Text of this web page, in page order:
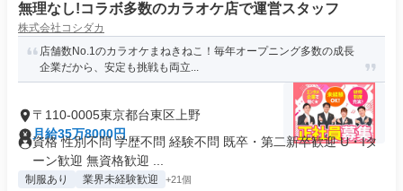
無理なし!コラボ多数のカラオケ店で運営スタッフ
株式会社コシダカ
店舗数No.1のカラオケまねきねこ！毎年オープニング多数の成長
企業だから、安定も挑戦も両立...
〒110-0005東京都台東区上野
月給35万8000円
資格 性別不問 学歴不問 経験不問 既卒・第二新卒歓迎 U・Iタ
ーン歓迎 無資格歓迎 ...
制服あり 業界未経験歓迎 +21個